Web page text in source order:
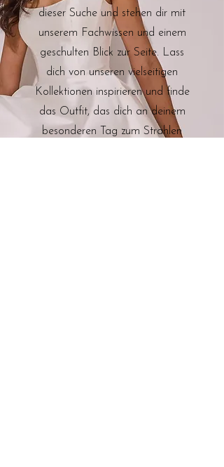
dieser Suche und stehen dir mit
unserem Fachwissen und einem
geschulten Blick zur Seite. Lass
dich von unseren vielseitigen
Kollektionen inspirieren und finde
das Outfit, das dich an deinem
besonderen Tag zum Strahlen